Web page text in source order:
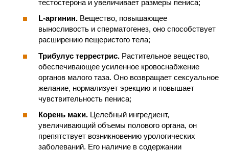
тестостерона и увеличивает размеры пениса;
L-аргинин. Вещество, повышающее
выносливость и сперматогенез, оно способствует
расширению пещеристого тела;
Трибулус террестрис. Растительное вещество,
обеспечивающее усиленное кровоснабжение
органов малого таза. Оно возвращает сексуальное
желание, нормализует эрекцию и повышает
чувствительность пениса;
Корень маки. Целебный ингредиент,
увеличивающий объемы полового органа, он
препятствует возникновению урологических
заболеваний. Его наличие в содержании